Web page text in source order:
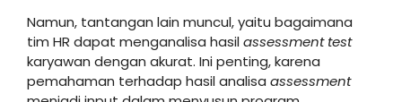
Namun, tantangan lain muncul, yaitu bagaimana
tim HR dapat menganalisa hasilassessment test
karyawan dengan akurat. Ini penting, karena
pemahaman terhadap hasil analisa assessment